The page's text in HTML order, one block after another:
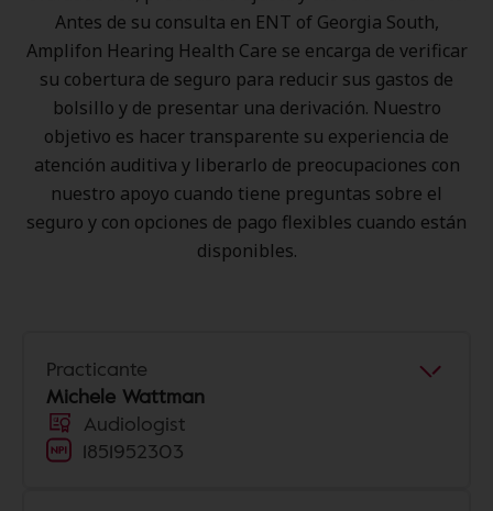
Antes de su consulta en ENT of Georgia South,
Amplifon Hearing Health Care se encarga de verificar
su cobertura de seguro para reducir sus gastos de
bolsillo y de presentar una derivación. Nuestro
objetivo es hacer transparente su experiencia de
atención auditiva y liberarlo de preocupaciones con
nuestro apoyo cuando tiene preguntas sobre el
seguro y con opciones de pago flexibles cuando están
disponibles.
Practicante
Michele Wattman
Audiologist
1851952303